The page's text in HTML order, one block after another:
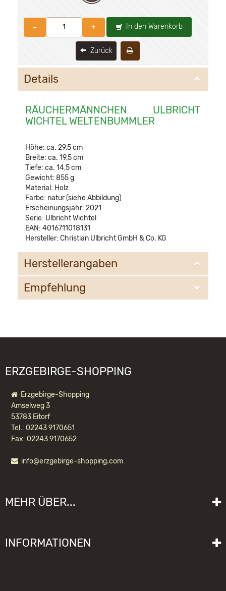
– + In den Warenkorb
Zurück
Details
RÄUCHERMÄNNCHEN ULBRICHT
WICHTEL WELTENBUMMLER
Höhe: ca. 29,5 cm
Breite: ca. 19,5 cm
Tiefe: ca. 14,5 cm
Gewicht: 855 g
Material: Holz
Farbe: natur (siehe Abbildung)
Erscheinungsjahr: 2021
Serie: Ulbricht Wichtel
EAN: 4016711018131
Hersteller: Christian Ulbricht GmbH & Co. KG
Herstellerangaben
Christian Ulbricht GmbH & Co. KG
Empfehlung
ERZGEBIRGE-SHOPPING
Erzgebirge-Shopping
Amselweg 3
53783 Eitorf
Tel.: 02243 9170651
Fax: 02243 9170652
info@erzgebirge-shopping.com
MEHR ÜBER...
Lieferzeit
INFORMATIONEN